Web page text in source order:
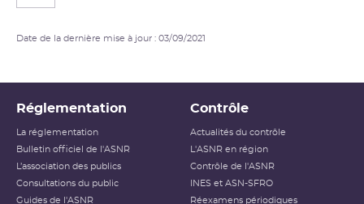
Date de la dernière mise à jour : 03/09/2021
Réglementation
La réglementation
Bulletin officiel de l'ASNR
L’association des publics
Consultations du public
Guides de l'ASNR
Contrôle
Actualités du contrôle
L'ASNR en région
Contrôle de l'ASNR
INES et ASN-SFRO
Réexamens périodiques